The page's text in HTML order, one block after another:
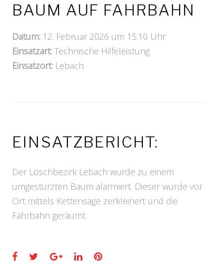
BAUM AUF FAHRBAHN
Datum: 12. Februar 2026 um 15:10 Uhr
Einsatzart: Technische Hilfeleistung
Einsatzort: Lebach
EINSATZBERICHT:
Der Löschbezirk Lebach wurde zu einem
umgestürzten Baum alarmiert. Dieser wurde vor
Ort mittels Kettensäge zerkleinert und die
Fahrbahn geräumt.
Facebook
TwitterGoogle+LinkedInPinterest